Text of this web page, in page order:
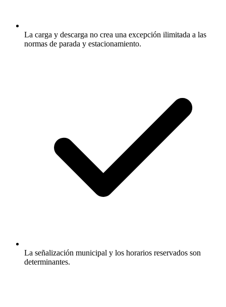
La carga y descarga no crea una excepción ilimitada a las
normas de parada y estacionamiento.
La señalización municipal y los horarios reservados son
determinantes.